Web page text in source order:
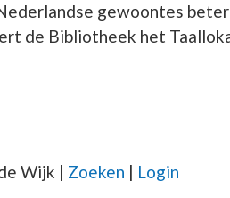
gewoontes
de Bibliotheek het
Wijk | Zoeken | Login